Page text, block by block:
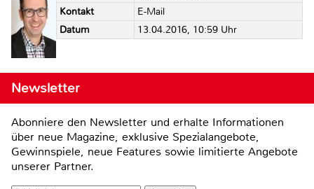
Kontakt
E-Mail
Datum
13.04.2016, 10:59 Uhr
Newsletter
Abonniere den Newsletter und erhalte Informationen
über neue Magazine, exklusive Spezialangebote,
Gewinnspiele, neue Features sowie limitierte Angebote
unserer Partner.